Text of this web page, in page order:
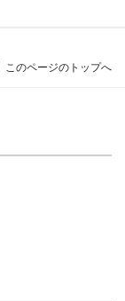
このページのトップへ